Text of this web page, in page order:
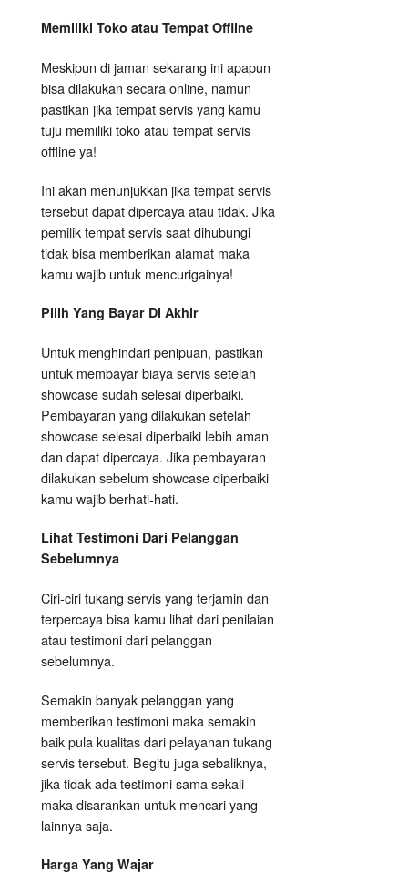
Memiliki Toko atau Tempat Offline
Meskipun di jaman sekarang ini apapun
bisa dilakukan secara online, namun
pastikan jika tempat servis yang kamu
tuju memiliki toko atau tempat servis
offline ya!
Ini akan menunjukkan jika tempat servis
tersebut dapat dipercaya atau tidak. Jika
pemilik tempat servis saat dihubungi
tidak bisa memberikan alamat maka
kamu wajib untuk mencurigainya!
Pilih Yang Bayar Di Akhir
Untuk menghindari penipuan, pastikan
untuk membayar biaya servis setelah
showcase sudah selesai diperbaiki.
Pembayaran yang dilakukan setelah
showcase selesai diperbaiki lebih aman
dan dapat dipercaya. Jika pembayaran
dilakukan sebelum showcase diperbaiki
kamu wajib berhati-hati.
Lihat Testimoni Dari Pelanggan
Sebelumnya
Ciri-ciri tukang servis yang terjamin dan
terpercaya bisa kamu lihat dari penilaian
atau testimoni dari pelanggan
sebelumnya.
Semakin banyak pelanggan yang
memberikan testimoni maka semakin
baik pula kualitas dari pelayanan tukang
servis tersebut. Begitu juga sebaliknya,
jika tidak ada testimoni sama sekali
maka disarankan untuk mencari yang
lainnya saja.
Harga Yang Wajar